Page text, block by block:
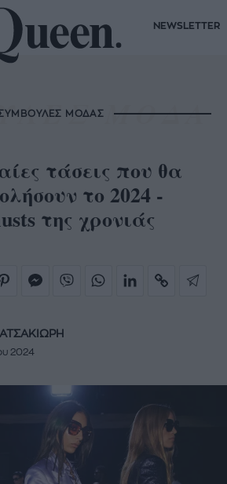
NEWSLETTER
ΜΟΔΑΣ
τάσεις που θα
το 2024 -
της χρονιάς
2024